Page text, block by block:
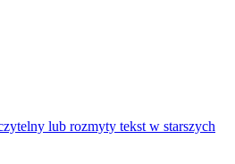
lub rozmyty tekst w starszych